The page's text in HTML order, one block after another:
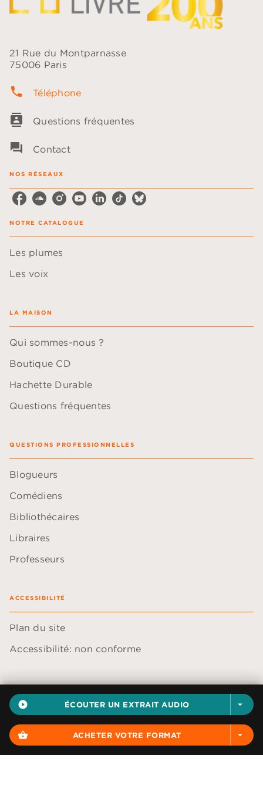
play_circle_filled ÉCOUTER UN EXTRAIT AUDIO arrow_drop_down
shopping_basket ACHETER VOTRE FORMAT arrow_drop_down
21 Rue du Montparnasse
75006 Paris
phone Téléphone
contacts Questions fréquentes
question_answer Contact
NOS RÉSEAUX
NOTRE CATALOGUE
Les plumes
Les voix
LA MAISON
Qui sommes-nous ?
Boutique CD
Hachette Durable
Questions fréquentes
QUESTIONS PROFESSIONNELLES
Blogueurs
Comédiens
Bibliothécaires
Libraires
Professeurs
ACCESSIBILITÉ
Plan du site
Accessibilité: non conforme
Données personnelles
Paramétrer vos cookies
Mentions légales